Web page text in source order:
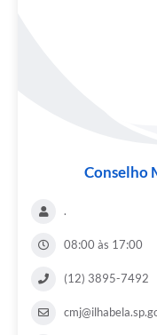
Conselho
.
08:00 às 17:00
(12) 3895-7492